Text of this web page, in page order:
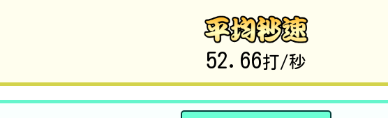
52.66打/秒